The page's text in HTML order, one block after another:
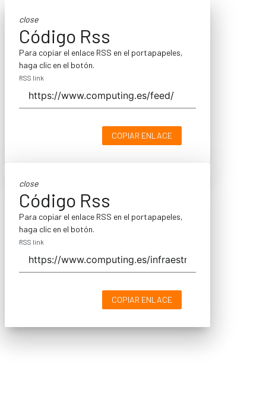
close
Código Rss
Para copiar el enlace RSS en el portapapeles,
haga clic en el botón.
RSS link
COPIAR ENLACE
close
Código Rss
Para copiar el enlace RSS en el portapapeles,
haga clic en el botón.
RSS link
COPIAR ENLACE